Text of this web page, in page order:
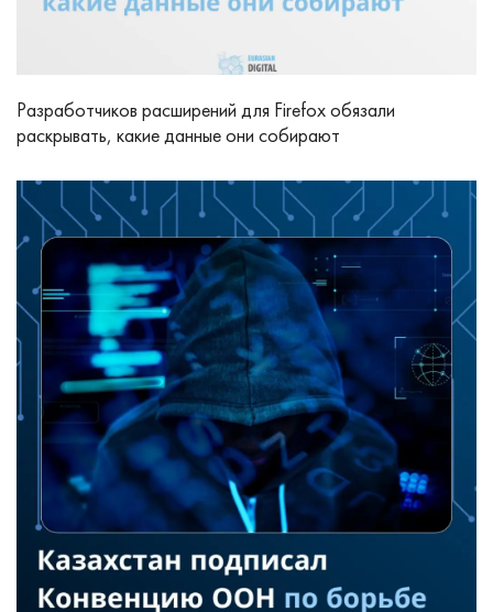
Разработчиков расширений для Firefox обязали
раскрывать, какие данные они собирают